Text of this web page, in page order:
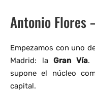
Antonio Flores
Empezamos con uno
Madrid: la Gran Vía.
supone el núcleo
capital.